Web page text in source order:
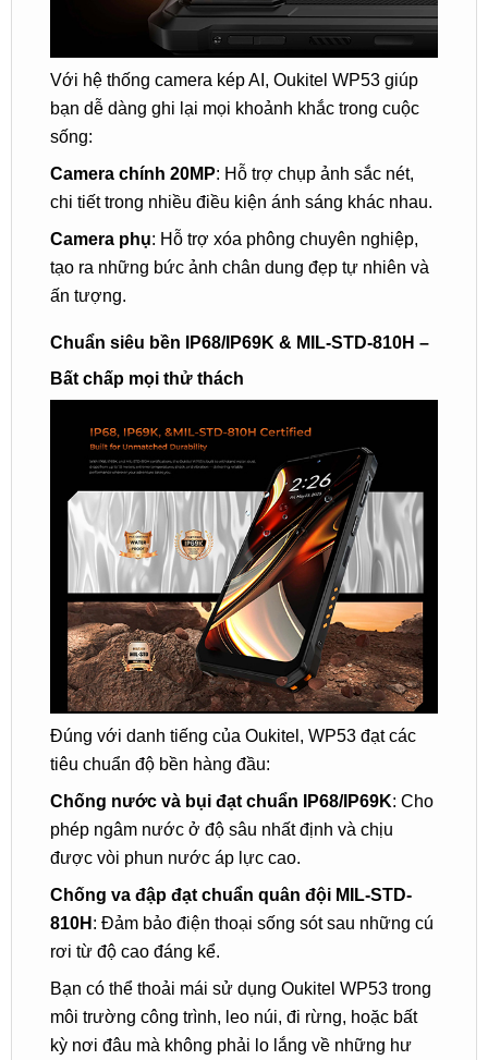
Với hệ thống camera kép AI, Oukitel WP53 giúp
bạn dễ dàng ghi lại mọi khoảnh khắc trong cuộc
sống:
Camera chính 20MP: Hỗ trợ chụp ảnh sắc nét,
chi tiết trong nhiều điều kiện ánh sáng khác nhau.
Camera phụ: Hỗ trợ xóa phông chuyên nghiệp,
tạo ra những bức ảnh chân dung đẹp tự nhiên và
ấn tượng.
Chuẩn siêu bền IP68/IP69K & MIL-STD-810H –
Bất chấp mọi thử thách
Đúng với danh tiếng của Oukitel, WP53 đạt các
tiêu chuẩn độ bền hàng đầu:
Chống nước và bụi đạt chuẩn IP68/IP69K: Cho
phép ngâm nước ở độ sâu nhất định và chịu
được vòi phun nước áp lực cao.
Chống va đập đạt chuẩn quân đội MIL-STD-
810H : Đảm bảo điện thoại sống sót sau những cú
rơi từ độ cao đáng kể.
Bạn có thể thoải mái sử dụng Oukitel WP53 trong
môi trường công trình, leo núi, đi rừng, hoặc bất
kỳ nơi đâu mà không phải lo lắng về những hư